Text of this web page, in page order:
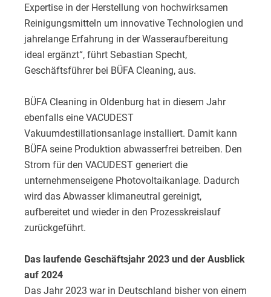
Expertise in der Herstellung von hochwirksamen
Reinigungsmitteln um innovative Technologien und
jahrelange Erfahrung in der Wasseraufbereitung
ideal ergänzt“, führt Sebastian Specht,
Geschäftsführer bei BÜFA Cleaning, aus.
BÜFA Cleaning in Oldenburg hat in diesem Jahr
ebenfalls eine VACUDEST
Vakuumdestillationsanlage installiert. Damit kann
BÜFA seine Produktion abwasserfrei betreiben. Den
Strom für den VACUDEST generiert die
unternehmenseigene Photovoltaikanlage. Dadurch
wird das Abwasser klimaneutral gereinigt,
aufbereitet und wieder in den Prozesskreislauf
zurückgeführt.
Das laufende Geschäftsjahr 2023 und der Ausblick
auf 2024
Das Jahr 2023 war in Deutschland bisher von einem